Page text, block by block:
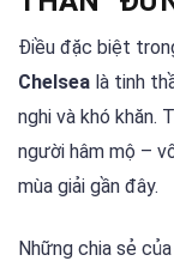
Điều đặc biệt
Chelsea là tinh
nghi và khó khăn.
người hâm mộ –
mùa giải gần đây.
Những chia sẻ